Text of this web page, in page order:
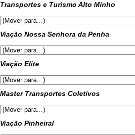
Transportes e Turismo Alto Minho
Viação Nossa Senhora da Penha
Viação Elite
Master Transportes Coletivos
Viação Pinheiral